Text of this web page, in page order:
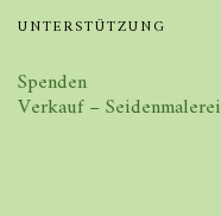
UNTERSTÜTZUNG
Spenden
Verkauf – Seidenmalerei